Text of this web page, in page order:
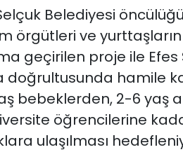
Belediyesi
örgütleri ve
geçirilen proje ile Efes
doğrultusunda hamile
bebeklerden, 2-6 yaş
öğrencilerine
ulaşılması